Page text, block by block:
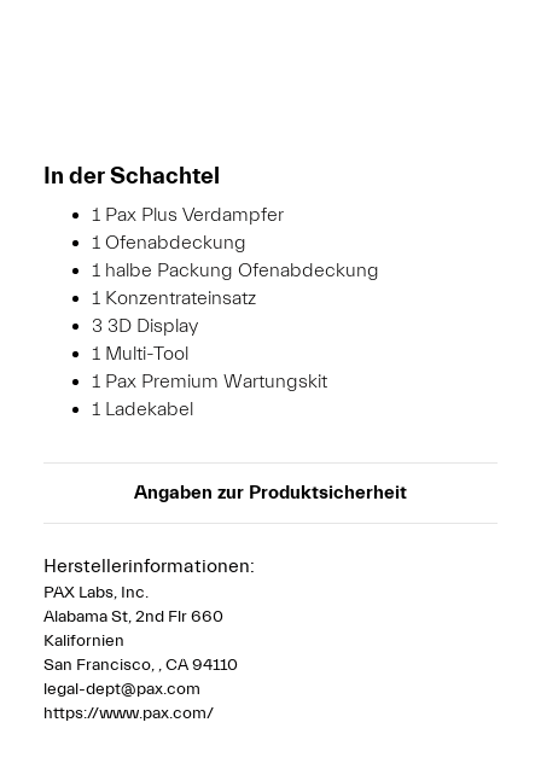
In der Schachtel
1 Pax Plus Verdampfer
1 Ofenabdeckung
1 halbe Packung Ofenabdeckung
1 Konzentrateinsatz
3 3D Display
1 Multi-Tool
1 Pax Premium Wartungskit
1 Ladekabel
Angaben zur Produktsicherheit
Herstellerinformationen:
PAX Labs, Inc.
Alabama St, 2nd Flr 660
Kalifornien
San Francisco, , CA 94110
legal-dept@pax.com
https://www.pax.com/